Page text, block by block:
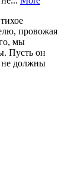
провожая
мы
Пусть он
не должны